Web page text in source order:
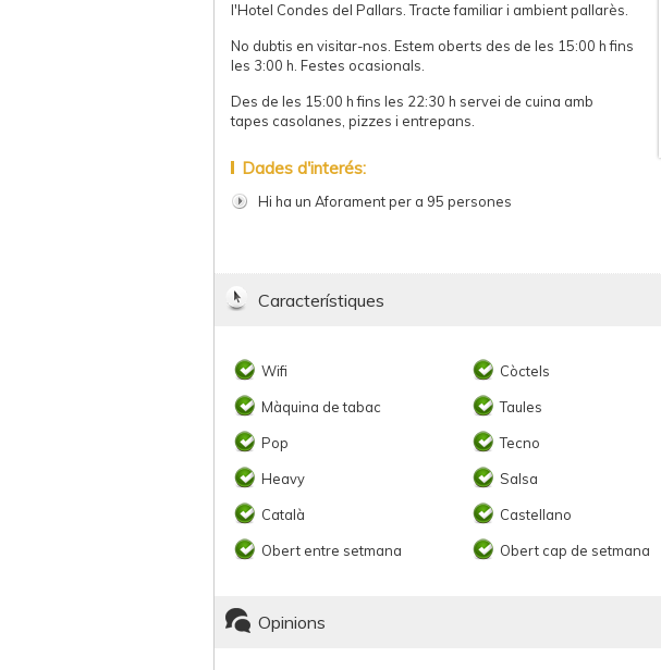
l'Hotel Condes del Pallars. Tracte familiar i ambient pallarès.
No dubtis en visitar-nos. Estem oberts des de les 15:00 h fins
les 3:00 h. Festes ocasionals.
Des de les 15:00 h fins les 22:30 h servei de cuina amb
tapes casolanes, pizzes i entrepans.
Dades d'interés:
Hi ha un Aforament per a 95 persones
Característiques
Wifi Còctels
Màquina de tabac Taules
Pop Tecno
Heavy Salsa
Català Castellano
Obert entre setmana Obert cap de setmana
Opinions